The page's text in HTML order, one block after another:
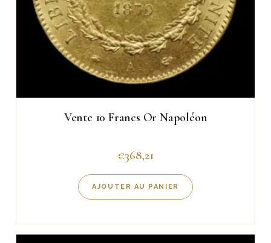
Vente 10 Francs Or Napoléon
€368,21
AJOUTER AU PANIER